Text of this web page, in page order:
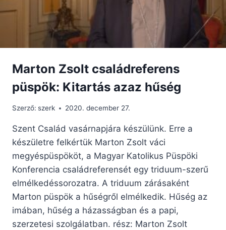
Marton Zsolt családreferens
püspök: Kitartás azaz hűség
Szerző: szerk 2020. december 27.
Szent Család vasárnapjára készülünk. Erre a
készületre felkértük Marton Zsolt váci
megyéspüspököt, a Magyar Katolikus Püspöki
Konferencia családreferensét egy triduum-szerű
elmélkedéssorozatra. A triduum zárásaként
Marton püspök a hűségről elmélkedik. Hűség az
imában, hűség a házasságban és a papi,
szerzetesi szolgálatban. rész: Marton Zsolt